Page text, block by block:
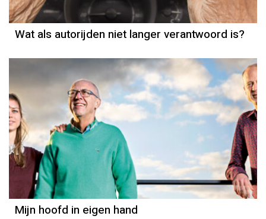
Wat als autorijden niet langer verantwoord is?
Mijn hoofd in eigen hand